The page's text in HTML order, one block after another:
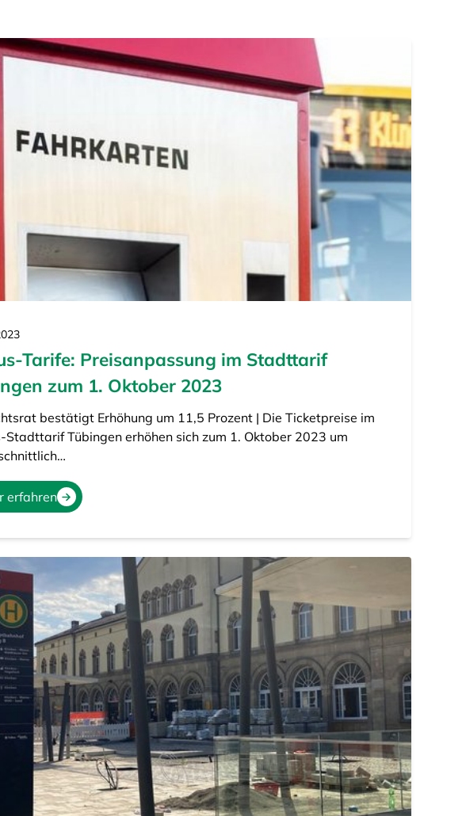
Tarife: Preisanpassung im Stadttarif
zum 1. Oktober 2023
bestätigt Erhöhung um 11,5 Prozent | Die Ticketpreise im
Stadttarif Tübingen erhöhen sich zum 1. Oktober 2023 um
erfahren